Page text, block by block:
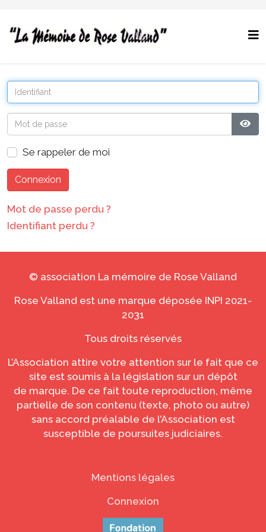
Se rappeler de moi
Connexion
Mot de passe perdu ?
Identifiant perdu ?
© association La mémoire de Rose Valland
Rose Valland est une marque déposée INPI 2021-
2031
Tous droits réservés
L’Association attire votre attention sur le fait que ce
site est soumis à la législation sur un dépôt
de marque. De ce fait toute reproduction, même
partielle de son contenu (texte, photo ou autre)
sans accord préalable de l’Association est
susceptible de poursuites judiciaires.
Mentions légales
Connexion